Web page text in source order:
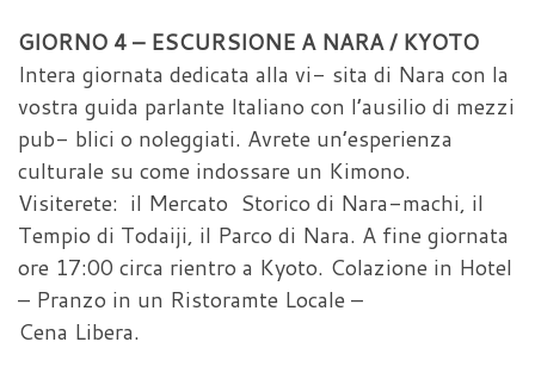
GIORNO 4 – ESCURSIONE A NARA / KYOTO
Intera giornata dedicata alla vi- sita di Nara con la
vostra guida parlante Italiano con l’ausilio di mezzi
pub- blici o noleggiati. Avrete un’esperienza
culturale su come indossare un Kimono.
Visiterete: il Mercato Storico di Nara-machi, il
Tempio di Todaiji, il Parco di Nara. A fine giornata
ore 17:00 circa rientro a Kyoto. Colazione in Hotel
– Pranzo in un Ristoramte Locale –
Cena Libera.